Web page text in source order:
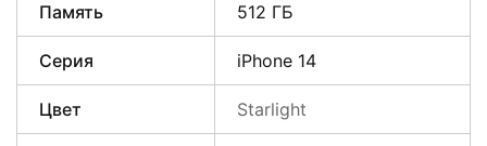
Память 512 ГБ
Серия iPhone 14
Цвет Starlight